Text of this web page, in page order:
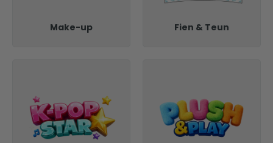
Make-up Fien & Teun